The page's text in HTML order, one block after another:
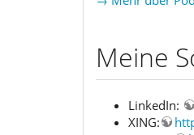
Meine
LinkedIn:
XING: